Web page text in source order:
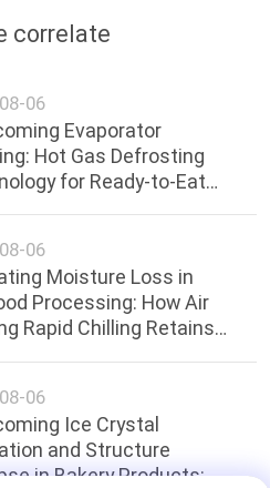
correlate
06
Evaporator
Hot Gas Defrosting
for Ready-to-Eat
06
Moisture Loss in
Processing: How Air
Rapid Chilling Retains
06
Ice Crystal
and Structure
in Bakery Products: